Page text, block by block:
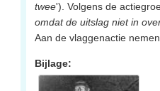
twee'). Volgens de
omdat de uitslag niet in
Aan de vlaggenactie
Bijlage: